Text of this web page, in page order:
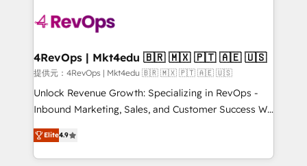
requirement). ✔️Helped over 25,000+ customers so
far with our HubSpot solutions. ✔️Bespoke apps &
on-demand bundle services. Connect with us today!
4RevOps | Mkt4edu 🇧🇷 🇲🇽 🇵🇹 🇦🇪 🇺🇸
提供元：4RevOps | Mkt4edu 🇧🇷 🇲🇽 🇵🇹 🇦🇪 🇺🇸
Unlock Revenue Growth: Specializing in RevOps -
Inbound Marketing, Sales, and Customer Success We
specialize in driving revenue growth for companies
across industries through tailored marketing, sales,
and customer success strategies, utilizing RevOps
Elite4.9